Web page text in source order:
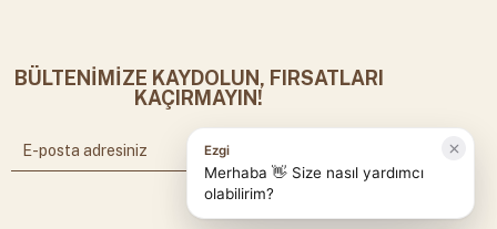
BÜLTENİMİZE KAYDOLUN, FIRSATLARI
KAÇIRMAYIN!